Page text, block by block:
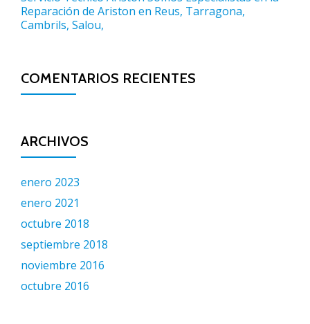
Reparación de Ariston en Reus, Tarragona,
Cambrils, Salou,
COMENTARIOS RECIENTES
ARCHIVOS
enero 2023
enero 2021
octubre 2018
septiembre 2018
noviembre 2016
octubre 2016